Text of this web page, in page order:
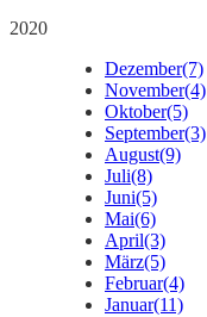
2020
Dezember(7)
November(4)
Oktober(5)
September(3)
August(9)
Juli(8)
Juni(5)
Mai(6)
April(3)
März(5)
Februar(4)
Januar(11)